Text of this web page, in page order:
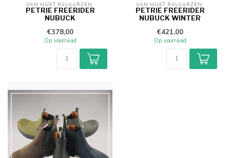
VAN HUET RIJLAARZEN
PETRIE FREERIDER
NUBUCK
€378,00
Op voorraad
VAN HUET RIJLAARZEN
PETRIE FREERIDER
NUBUCK WINTER
€421,00
Op voorraad